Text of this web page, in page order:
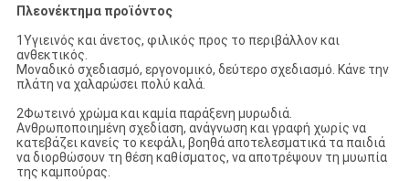
Πλεονέκτημα προϊόντος
1Υγιεινός και άνετος, φιλικός προς το περιβάλλον και
ανθεκτικός.
Μοναδικό σχεδιασμό, εργονομικό, δεύτερο σχεδιασμό. Κάνε την
πλάτη να χαλαρώσει πολύ καλά.
2Φωτεινό χρώμα και καμία παράξενη μυρωδιά.
Ανθρωποποιημένη σχεδίαση, ανάγνωση και γραφή χωρίς να
κατεβάζει κανείς το κεφάλι, βοηθά αποτελεσματικά τα παιδιά
να διορθώσουν τη θέση καθίσματος, να αποτρέψουν τη μυωπία
της καμπούρας.